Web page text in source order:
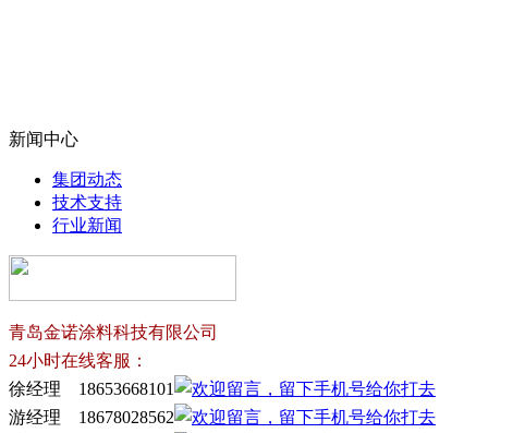
新闻中心
集团动态
技术支持
行业新闻
青岛金诺涂料科技有限公司
24小时在线客服：
徐经理 18653668101
游经理 18678028562